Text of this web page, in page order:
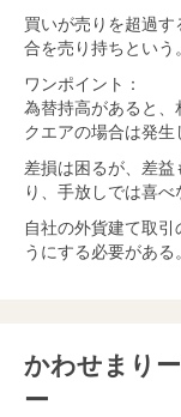
買いが売りを超過
合を売り持ちという
ワンポイント：
為替持高があると
クエアの場合は発生
差損は困るが、差
り、手放しでは喜べ
自社の外貨建て取
うにする必要がある。
かわせまり
ー